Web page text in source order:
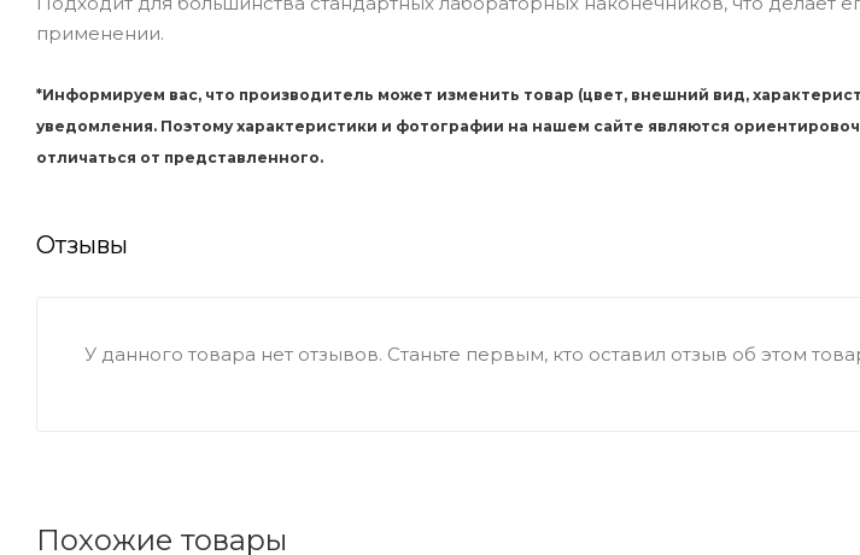
применении.
*Информируем вас, что производитель может изменить товар (цвет, внешний вид,
уведомления. Поэтому характеристики и фотографии на нашем сайте являются
отличаться от представленного.
Отзывы
У данного товара нет отзывов. Станьте первым, кто оставил отзыв об этом
Похожие товары